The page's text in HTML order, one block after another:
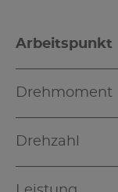
Arbeitspunkt
Drehmoment
Drehzahl